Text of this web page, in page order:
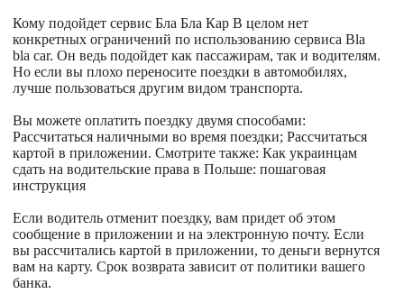
Кому подойдет сервис Бла Бла Кар В целом нет
конкретных ограничений по использованию сервиса Bla
bla car. Он ведь подойдет как пассажирам, так и водителям.
Но если вы плохо переносите поездки в автомобилях,
лучше пользоваться другим видом транспорта.
Вы можете оплатить поездку двумя способами:
Рассчитаться наличными во время поездки; Рассчитаться
картой в приложении. Смотрите также: Как украинцам
сдать на водительские права в Польше: пошаговая
инструкция
Если водитель отменит поездку, вам придет об этом
сообщение в приложении и на электронную почту. Если
вы рассчитались картой в приложении, то деньги вернутся
вам на карту. Срок возврата зависит от политики вашего
банка.